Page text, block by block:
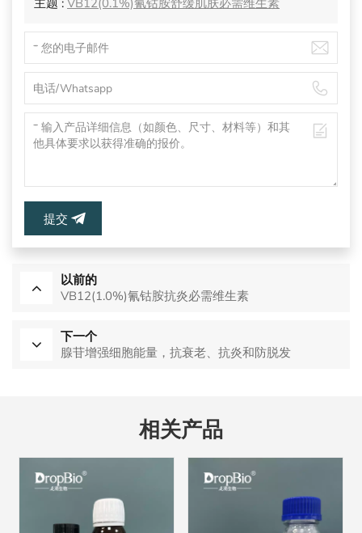
主题 : VB12(0.1%)氰钴胺舒缓肌肤必需维生素
提交
以前的
VB12(1.0%)氰钴胺抗炎必需维生素
下一个
腺苷增强细胞能量，抗衰老、抗炎和防脱发
相关产品